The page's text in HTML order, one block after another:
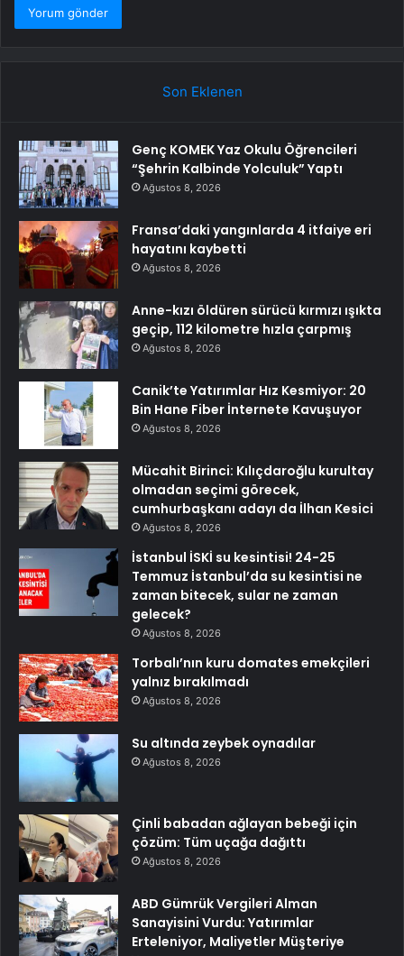
Son Eklenen
Genç KOMEK Yaz Okulu Öğrencileri
“Şehrin Kalbinde Yolculuk” Yaptı
Ağustos 8, 2026
Fransa’daki yangınlarda 4 itfaiye eri
hayatını kaybetti
Ağustos 8, 2026
Anne-kızı öldüren sürücü kırmızı ışıkta
geçip, 112 kilometre hızla çarpmış
Ağustos 8, 2026
Canik’te Yatırımlar Hız Kesmiyor: 20
Bin Hane Fiber İnternete Kavuşuyor
Ağustos 8, 2026
Mücahit Birinci: Kılıçdaroğlu kurultay
olmadan seçimi görecek,
cumhurbaşkanı adayı da İlhan Kesici
Ağustos 8, 2026
İstanbul İSKİ su kesintisi! 24-25
Temmuz İstanbul’da su kesintisi ne
zaman bitecek, sular ne zaman
gelecek?
Ağustos 8, 2026
Torbalı’nın kuru domates emekçileri
yalnız bırakılmadı
Ağustos 8, 2026
Su altında zeybek oynadılar
Ağustos 8, 2026
Çinli babadan ağlayan bebeği için
çözüm: Tüm uçağa dağıttı
Ağustos 8, 2026
ABD Gümrük Vergileri Alman
Sanayisini Vurdu: Yatırımlar
Erteleniyor, Maliyetler Müşteriye